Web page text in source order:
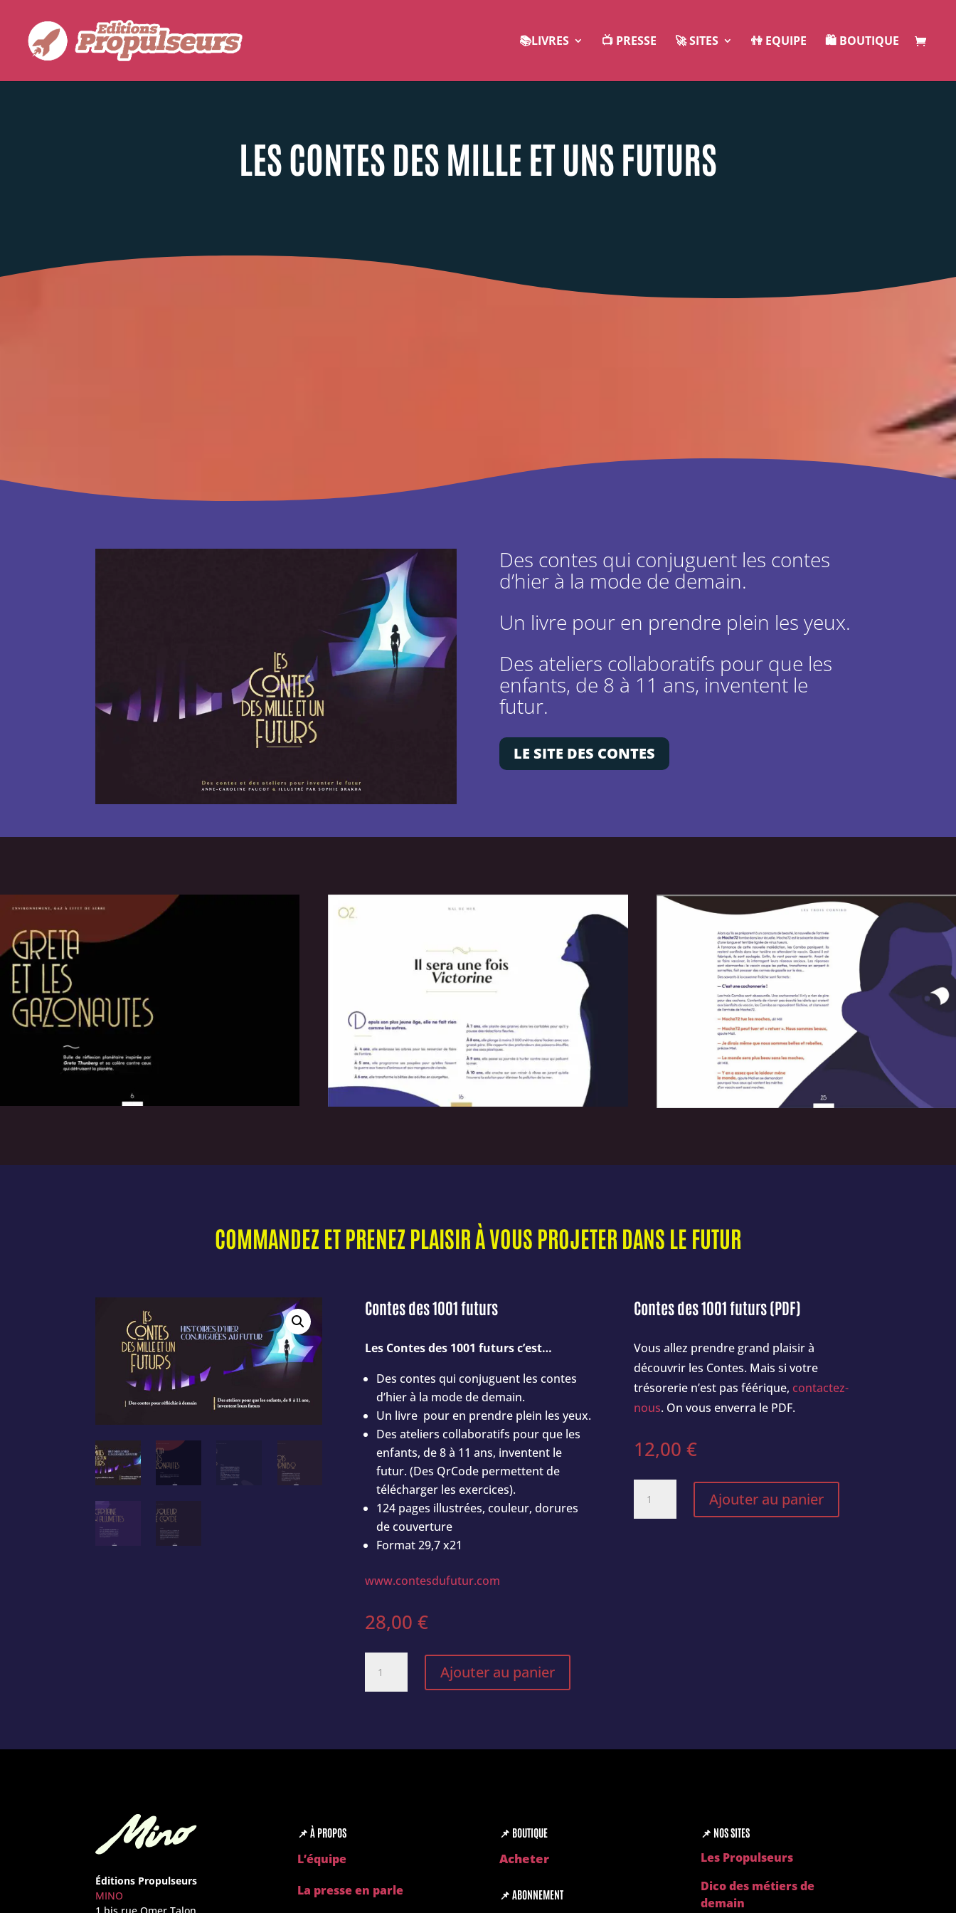
📚LIVRES 📺 PRESSE 🚀 SITES 👫 EQUIPE 🛍️ BOUTIQUE
LES CONTES DES MILLE ET UNS FUTURS
Des contes qui conjuguent les contes
d’hier à la mode de demain.
Un livre pour en prendre plein les yeux.
Des ateliers collaboratifs pour que les
enfants, de 8 à 11 ans, inventent le
futur.
LE SITE DES CONTES
COMMANDEZ ET PRENEZ PLAISIR À VOUS PROJETER DANS LE FUTUR
Contes des 1001 futurs
Les Contes des 1001 futurs c’est…
Des contes qui conjuguent les contes
d’hier à la mode de demain.
Un livre pour en prendre plein les yeux.
Des ateliers collaboratifs pour que les
enfants, de 8 à 11 ans, inventent le
futur. (Des QrCode permettent de
télécharger les exercices).
124 pages illustrées, couleur, dorures
de couverture
Format 29,7 x21
www.contesdufutur.com
28,00 €
Ajouter au panier
Contes des 1001 futurs (PDF)
Vous allez prendre grand plaisir à
découvrir les Contes. Mais si votre
trésorerie n’est pas féérique, contactez-
nous. On vous enverra le PDF.
12,00 €
Ajouter au panier
Éditions Propulseurs
MINO
1 bis rue Omer Talon
📌 À PROPOS
L’équipe
La presse en parle
📌 BOUTIQUE
Acheter
📌 ABONNEMENT
📌 NOS SITES
Les Propulseurs
Dico des métiers de
demain